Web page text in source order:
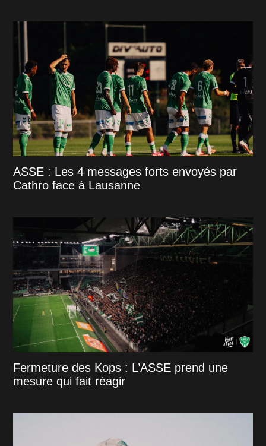
ASSE : Les 4 messages forts envoyés par
Cathro face à Lausanne
Fermeture des Kops : L’ASSE prend une
mesure qui fait réagir